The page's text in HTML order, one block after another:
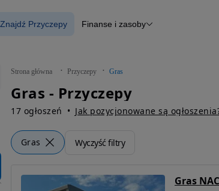
Znajdź Przyczepy Finanse i zasoby
Strona główna Przyczepy Gras
Gras - Przyczepy
17 ogłoszeń Jak pozycjonowane są
Gras Wyczyść filtry
Gras